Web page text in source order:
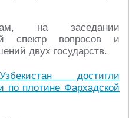
на заседании
спектр вопросов и
двух государств.